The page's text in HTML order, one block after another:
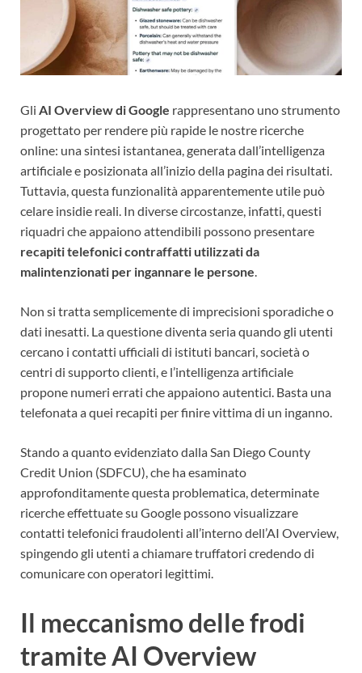
Gli AI Overview di Google rappresentano uno strumento
progettato per rendere più rapide le nostre ricerche
online: una sintesi istantanea, generata dall’intelligenza
artificiale e posizionata all’inizio della pagina dei risultati.
Tuttavia, questa funzionalità apparentemente utile può
celare insidie reali. In diverse circostanze, infatti, questi
riquadri che appaiono attendibili possono presentare
recapiti telefonici contraffatti utilizzati da
malintenzionati per ingannare le persone
Non si tratta semplicemente di imprecisioni sporadiche o
dati inesatti. La questione diventa seria quando gli utenti
cercano i contatti ufficiali di istituti bancari, società o
centri di supporto clienti, e l’intelligenza artificiale
propone numeri errati che appaiono autentici. Basta una
telefonata a quei recapiti per finire vittima di un inganno.
Stando a quanto evidenziato dalla San Diego County
Credit Union (SDFCU), che ha esaminato
approfonditamente questa problematica, determinate
ricerche effettuate su Google possono visualizzare
contatti telefonici fraudolenti all’interno dell’AI Overview,
spingendo gli utenti a chiamare truffatori credendo di
comunicare con operatori legittimi.
Il meccanismo delle frodi
tramite AI Overview